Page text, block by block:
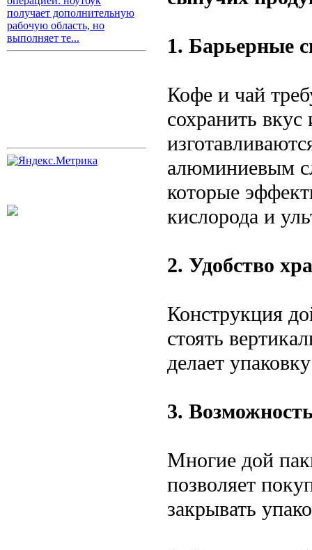
получает дополнительную
рабочую область, но
выполняет те...
1. Барьерные
Кофе и чай
сохранить
алюминиевым
которые
кислорода и
2. Удобство
Конструкция
стоять
делает
3.
Многие дой
позволяет
закрывать